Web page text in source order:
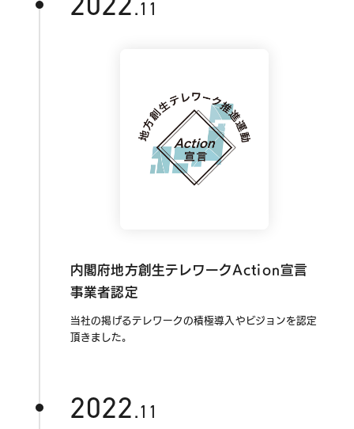
.11
内閣府地方創生テレワークAction宣言
事業者認定
当社の掲げるテレワークの積極導入やビジョンを認定
頂きました。
2022.11